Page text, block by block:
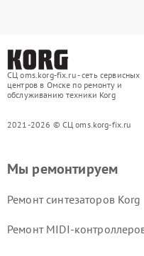
СЦ oms.korg-fix.ru - сеть сервисных
центров в Омске по ремонту и
обслуживанию техники Korg
2021-2026 © СЦ oms.korg-fix.ru
Мы ремонтируем
Ремонт синтезаторов Korg
Ремонт MIDI-